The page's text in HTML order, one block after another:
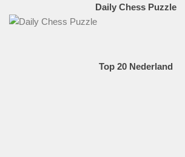
Daily Chess Puzzle
Top 20 Nederland